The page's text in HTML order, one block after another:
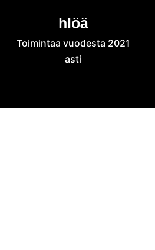
hlöä
Toimintaa vuodesta 2021
asti